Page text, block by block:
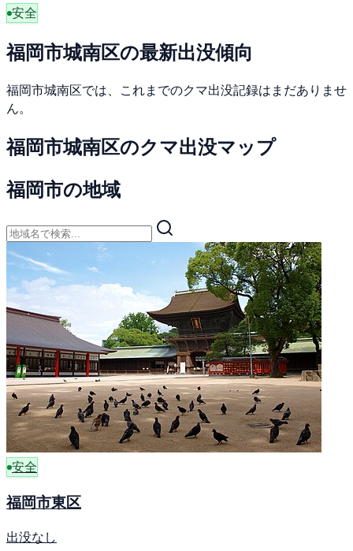
安全
福岡市城南区の最新出没傾向
福岡市城南区では、これまでのクマ出没記録はまだありませ
ん。
福岡市城南区のクマ出没マップ
福岡市の地域
安全
福岡市東区
出没なし